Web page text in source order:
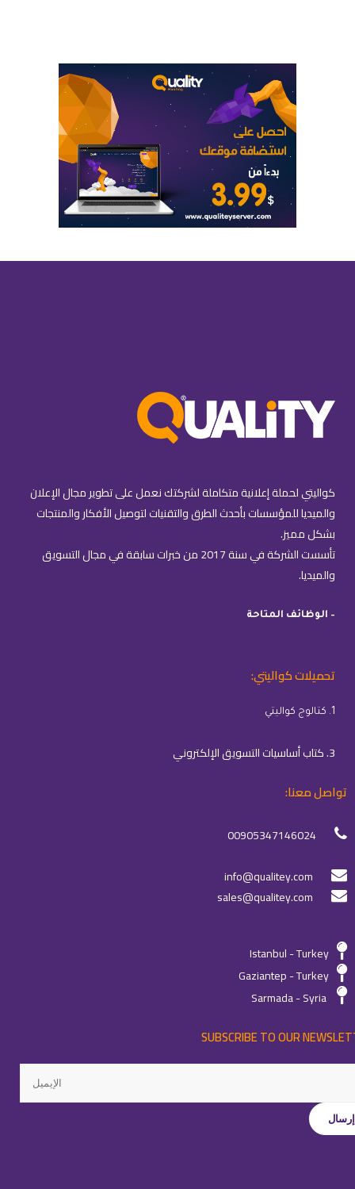
كواليتي لحملة إعلانية متكاملة لشركتك نعمل على تطوير مجال الإعلان
والميديا للمؤسسات بأحدث الطرق والتقنيات لتوصيل الأفكار والمنتجات
بشكل مميز.
تأسست الشركة في سنة 2017 من خبرات سابقة في مجال التسويق
والميديا.
– الوظائف المتاحة
تحميلات كواليتي:
1. كتالوج كواليتي
3. كتاب أساسيات التسويق الإلكتروني
تواصل معنا:
00905347146024
info@qualitey.com
sales@qualitey.com
Istanbul - Turkey
Gaziantep - Turkey
Sarmada - Syria
SUBSCRIBE TO OUR